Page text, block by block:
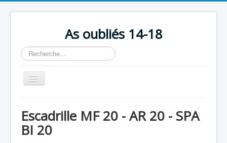
As oubliés 14-18
Rechercher
Basculer
la
Chronologie
Escadrilles
Escadrille MF 20 - AR 20 - SPA
BI 20